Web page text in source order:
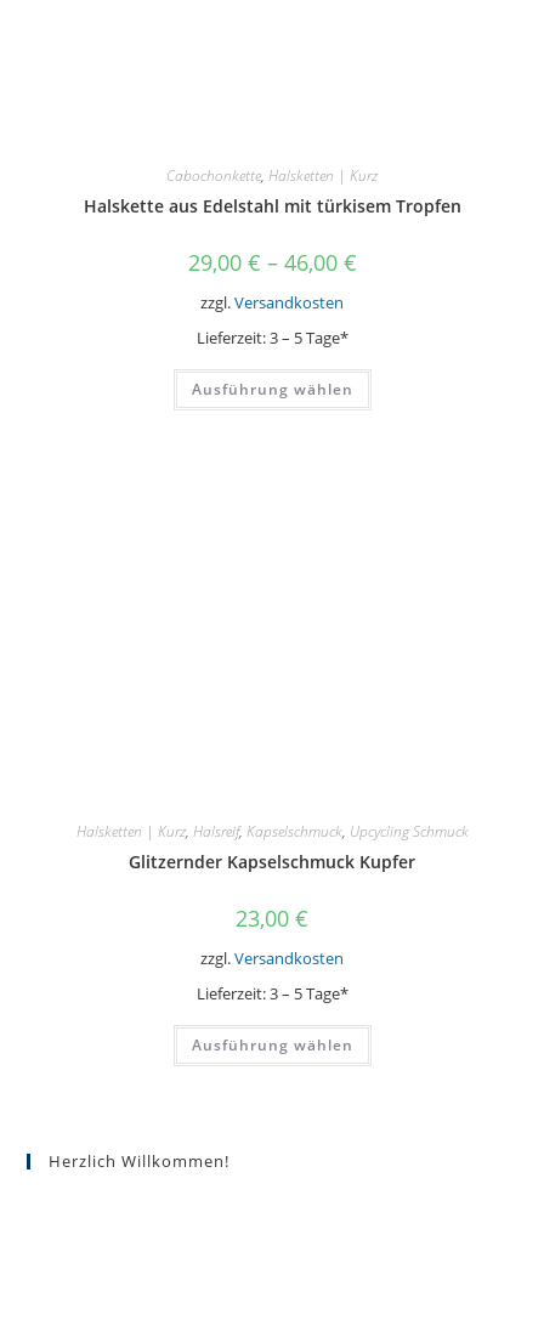
Cabochonkette, Halsketten | Kurz
Halskette aus Edelstahl mit türkisem Tropfen
29,00 € – 46,00 €
zzgl.Versandkosten
Lieferzeit:3 – 5 Tage*
Ausführung wählen
Dieses
weist
Halsketten | Kurz, Halsreif, Kapselschmuck, Upcycling Schmuck
Glitzernder Kapselschmuck Kupfer
23,00 €
zzgl.Versandkosten
Lieferzeit:3 – 5 Tage*
Ausführung wählen
Dieses
weist
Herzlich Willkommen!